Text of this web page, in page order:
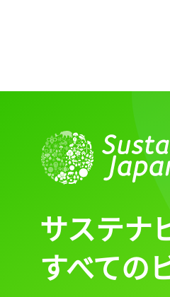
サステナ
すべての